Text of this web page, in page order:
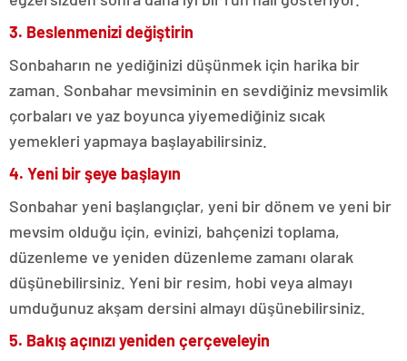
3. Beslenmenizi değiştirin
Sonbaharın ne yediğinizi düşünmek için harika bir
zaman. Sonbahar mevsiminin en sevdiğiniz mevsimlik
çorbaları ve yaz boyunca yiyemediğiniz sıcak
yemekleri yapmaya başlayabilirsiniz.
4. Yeni bir şeye başlayın
Sonbahar yeni başlangıçlar, yeni bir dönem ve yeni bir
mevsim olduğu için, evinizi, bahçenizi toplama,
düzenleme ve yeniden düzenleme zamanı olarak
düşünebilirsiniz. Yeni bir resim, hobi veya almayı
umduğunuz akşam dersini almayı düşünebilirsiniz.
5. Bakış açınızı yeniden çerçeveleyin